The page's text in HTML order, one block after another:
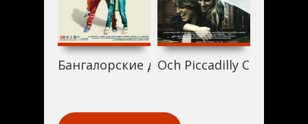
Бангалорские дни (2014)Och Piccadilly Circus